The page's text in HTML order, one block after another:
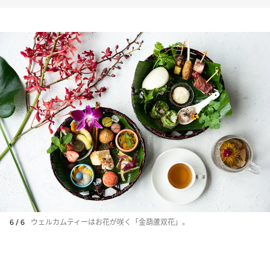
6 / 6 ウェルカムティーはお花が咲く「金葫蘆双花」。